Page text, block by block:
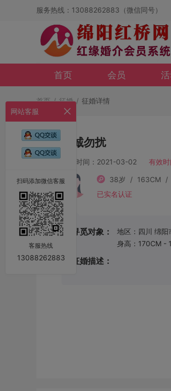
服务热线：13088262883（微信同号）
首页 会员
首页 / 征婚 / 征婚详情
非诚勿扰
发布时间：2021-03-02 有效
38岁 / 163CM /
已实名认证
寻觅对象： 地区：四川 绵阳
身高：170CM -
征婚描述：
网站客服
扫码添加微信客服
客服热线
13088262883